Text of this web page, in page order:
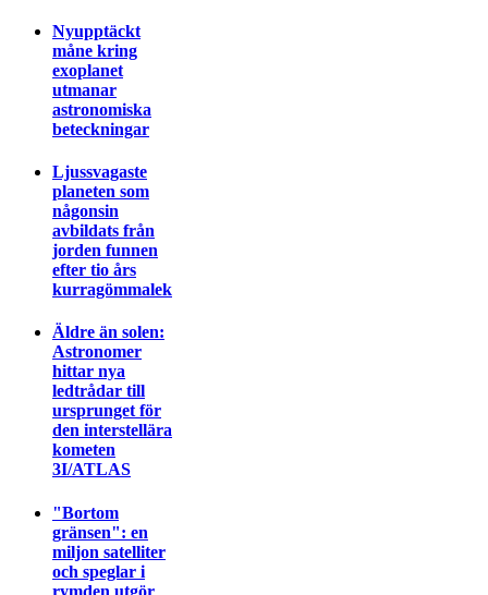
Nyupptäckt
måne kring
exoplanet
utmanar
astronomiska
beteckningar
Ljussvagaste
planeten som
någonsin
avbildats från
jorden funnen
efter tio års
kurragömmalek
Äldre än solen:
Astronomer
hittar nya
ledtrådar till
ursprunget för
den interstellära
kometen
3I/ATLAS
"Bortom
gränsen": en
miljon satelliter
och speglar i
rymden utgör